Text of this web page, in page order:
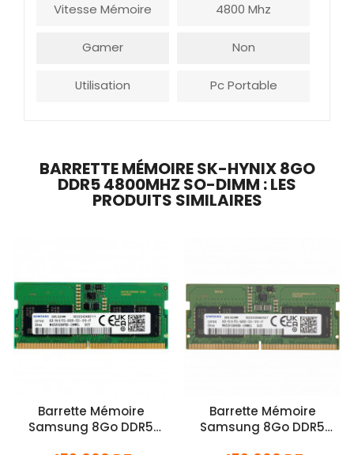
Vitesse Mémoire 4800 Mhz
Gamer Non
Utilisation Pc Portable
BARRETTE MÉMOIRE SK-HYNIX 8GO
DDR5 4800MHZ SO-DIMM : LES
PRODUITS SIMILAIRES
Barrette Mémoire
Samsung 8Go DDR5
Barrette Mémoire
Samsung 8Go DDR5